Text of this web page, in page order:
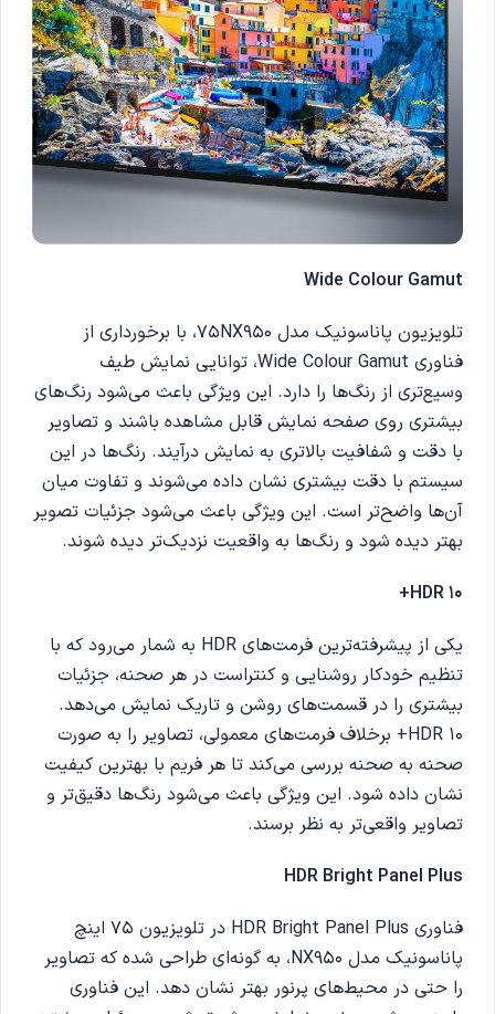
Wide Colour Gamut
تلویزیون پاناسونیک مدل 75NX950، با برخورداری از
فناوری Wide Colour Gamut، توانایی نمایش طیف
وسیع‌تری از رنگ‌ها را دارد. این ویژگی باعث می‌شود رنگ‌های
بیشتری روی صفحه نمایش قابل مشاهده باشند و تصاویر
با دقت و شفافیت بالاتری به نمایش درآیند. رنگ‌ها در این
سیستم با دقت بیشتری نشان داده می‌شوند و تفاوت میان
آن‌ها واضح‌تر است. این ویژگی باعث می‌شود جزئیات تصویر
بهتر دیده شود و رنگ‌ها به واقعیت نزدیک‌تر دیده شوند.
HDR 10+
یکی از پیشرفته‌ترین فرمت‌های HDR به شمار می‌رود که با
تنظیم خودکار روشنایی و کنتراست در هر صحنه، جزئیات
بیشتری را در قسمت‌های روشن و تاریک نمایش می‌دهد.
HDR 10+ برخلاف فرمت‌های معمولی، تصاویر را به صورت
صحنه به صحنه بررسی می‌کند تا هر فریم با بهترین کیفیت
نشان داده شود. این ویژگی باعث می‌شود رنگ‌ها دقیق‌تر و
تصاویر واقعی‌تر به نظر برسند.
HDR Bright Panel Plus
فناوری HDR Bright Panel Plus در تلویزیون 75 اینچ
پاناسونیک مدل NX950، به گونه‌ای طراحی شده که تصاویر
را حتی در محیط‌های پرنور بهتر نشان دهد. این فناوری